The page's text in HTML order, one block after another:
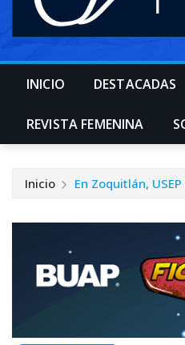
INICIO DESTACADAS
REVISTA FEMENINA
Inicio En Zoquitlán,